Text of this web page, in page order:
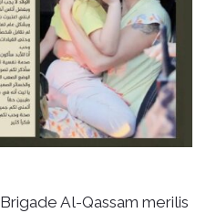
Brigade Al-Qassam merilis